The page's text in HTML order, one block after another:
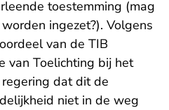
toestemming (mag
ingezet?). Volgens
van de TIB
van Toelichting bij het
dat dit de
niet in de weg